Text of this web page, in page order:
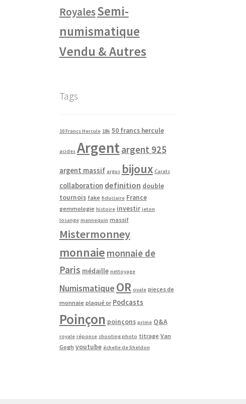
RoyalesSemi-
numismatique
Vendu & Autres
Tags
10 Francs Hercule 18k 50 francs hercule
acides Argentargent 925
argent massif argus bijoux Carats
collaboration definition double
tournois fake fiduciaire France
gemmologie histoire investir jeton
losange mannequin massif
Mistermonney
monnaie monnaie de
Paris médaille nettoyage
Numismatique OR ovale pieces de
monnaie plaqué or Podcasts
Poinçon poinçons prime Q&A
royale réponse shooting photo titrage Van
Gogh youtube échelle de Sheldon